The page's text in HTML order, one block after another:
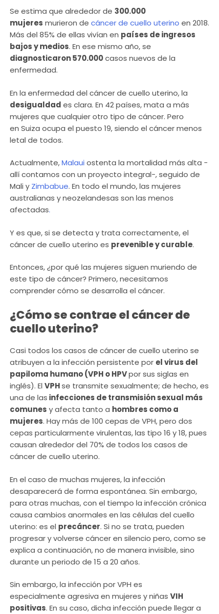
Se estima que alrededor de 300.000
mujeres murieron de cáncer de cuello uterino en 2018.
Más del 85% de ellas vivían en países de ingresos
bajos y medios. En ese mismo año, se
diagnosticaron 570.000casos nuevos de la
enfermedad.
En la enfermedad del cáncer de cuello uterino, la
desigualdad es clara. En 42 países, mata a más
mujeres que cualquier otro tipo de cáncer. Pero
en Suiza ocupa el puesto 19, siendo el cáncer menos
letal de todos.
Actualmente,Malaui ostenta la mortalidad más alta -
allí contamos con un proyecto integral-, seguido de
Mali y Zimbabue. En todo el mundo, las mujeres
australianas y neozelandesas son las menos
afectadas.
Y es que, si se detecta y trata correctamente, el
cáncer de cuello uterino es prevenible y curable.
Entonces, ¿por qué las mujeres siguen muriendo de
este tipo de cáncer? Primero, necesitamos
comprender cómo se desarrolla el cáncer.
¿Cómo se contrae el cáncer de
cuello uterino?
Casi todos los casos de cáncer de cuello uterino se
atribuyen a la infección persistente por el virus del
papiloma humano (VPH o HPVpor sus siglas en
inglés). El VPHse transmite sexualmente; de hecho, es
una de las infecciones de transmisión sexual más
comunes y afecta tanto a hombres como a
mujeres. Hay más de 100 cepas de VPH, pero dos
cepas particularmente virulentas, las tipo 16 y 18, pues
causan alrededor del 70% de todos los casos de
cáncer de cuello uterino.
En el caso de muchas mujeres, la infección
desaparecerá de forma espontánea. Sin embargo,
para otras muchas, con el tiempo la infección crónica
causa cambios anormales en las células del cuello
uterino: es el precáncer. Si no se trata, pueden
progresar y volverse cáncer en silencio pero, como se
explica a continuación, no de manera invisible, sino
durante un periodo de 15 a 20 años.
Sin embargo, la infección por VPH es
especialmente agresiva en mujeres y niñas VIH
positivas. En su caso, dicha infección puede llegar a